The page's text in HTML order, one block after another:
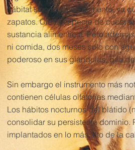
hábitat sino también alimento, ya
zapatos. Cierta especie de
sustancia alimenticia. Pero
ni comida, dos meses solo con
poderoso en sus glándulas, que
Sin embargo el instrumento más
contienen células olfatorias
Los hábitos nocturnos del blátido
consolidar su persistente dominio.
implantados en lo más alto de la